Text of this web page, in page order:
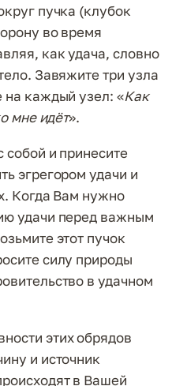
пучка (клубок
во время
как удача, словно
Завяжите три узла
на каждый узел: «Как
мне идёт».
собой и принесите
эгрегором удачи и
Когда Вам нужно
удачи перед важным
этот пучок
силу природы
в удачном
этих обрядов
и источник
в Вашей